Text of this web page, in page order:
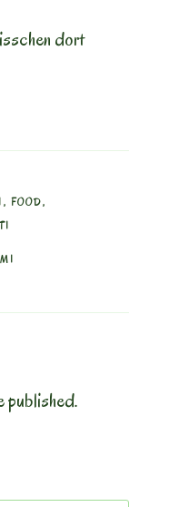
dort
, FOOD,
published.